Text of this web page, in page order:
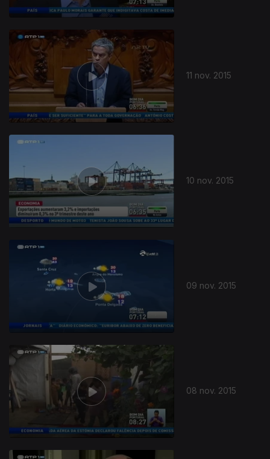
11 nov. 2015
10 nov. 2015
09 nov. 2015
08 nov. 2015
212626